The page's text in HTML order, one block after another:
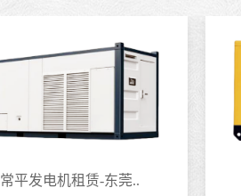
常平发电机租赁-东莞..